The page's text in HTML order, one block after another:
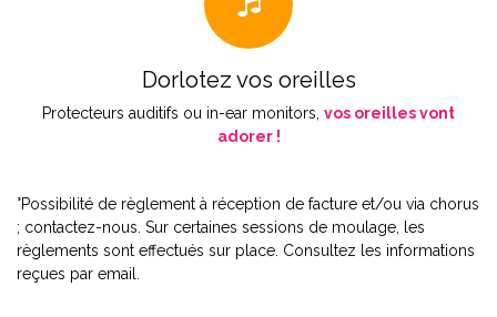
Dorlotez vos oreilles
Protecteurs auditifs ou in-ear monitors, vos oreilles vont
adorer !
°Possibilité de règlement à réception de facture et/ou via chorus
; contactez-nous. Sur certaines sessions de moulage, les
règlements sont effectués sur place. Consultez les informations
reçues par email.